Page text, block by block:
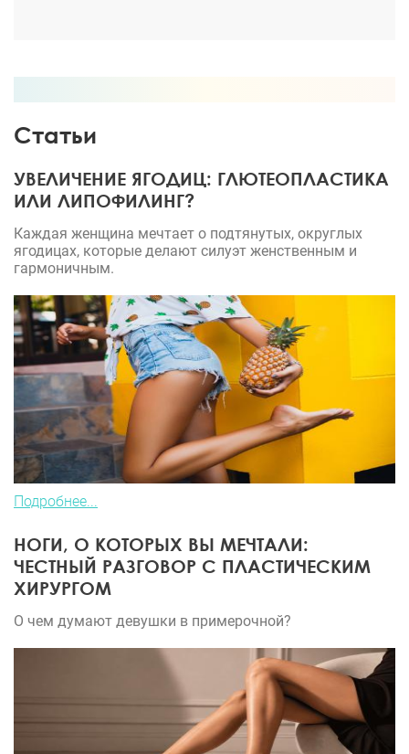
Статьи
УВЕЛИЧЕНИЕ ЯГОДИЦ: ГЛЮТЕОПЛАСТИКА
ИЛИ ЛИПОФИЛИНГ?
Каждая женщина мечтает о подтянутых, округлых
ягодицах, которые делают силуэт женственным и
гармоничным.
Подробнее...
НОГИ, О КОТОРЫХ ВЫ МЕЧТАЛИ:
ЧЕСТНЫЙ РАЗГОВОР С ПЛАСТИЧЕСКИМ
ХИРУРГОМ
О чем думают девушки в примерочной?